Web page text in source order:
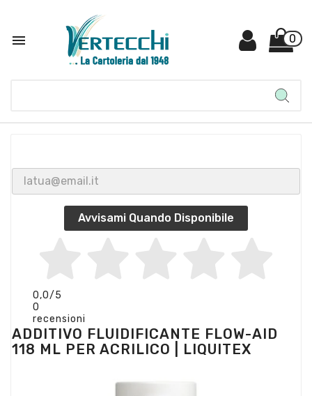
 0
Avvisami Quando Disponibile
0,0/5
0
recensioni
ADDITIVO FLUIDIFICANTE FLOW-AID
118 ML PER ACRILICO | LIQUITEX